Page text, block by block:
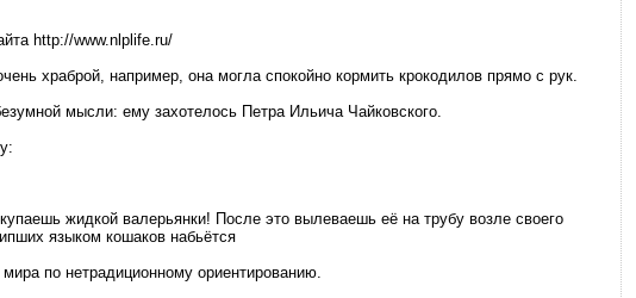
http://www.nlplife.ru/
храброй, например, она могла спокойно кормить крокодилов прямо с рук.
мысли: ему захотелось Петра Ильича Чайковского.
жидкой валерьянки! После это вылеваешь её на трубу возле своего
языком кошаков набьётся
по нетрадиционному ориентированию.